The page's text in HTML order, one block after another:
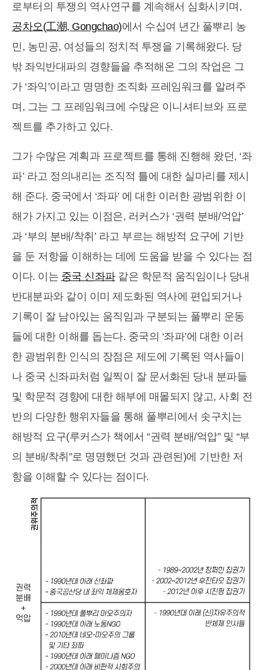
로부터의 투쟁의 역사연구를 계속해서 심화시키며,
공차오(工潮, Gongchao)에서 수십여 년간 풀뿌리 농
민, 농민공, 여성들의 정치적 투쟁을 기록해왔다. 당
밖 좌익반대파의 경향들을 추적해온 그의 작업은 그
가 ‘좌익’이라고 명명한 조직화 프레임워크를 알려주
며, 그는 그 프레임워크에 수많은 이니셔티브와 프로
젝트를 추가하고 있다.
그가 수많은 계획과 프로젝트를 통해 진행해 왔던, ‘좌
파’ 라고 정의내리는 조직적 틀에 대한 실마리를 제시
해 준다. 중국에서 ‘좌파’ 에 대한 이러한 광범위한 이
해가 가지고 있는 이점은, 러커스가 ‘권력 분배/억압’
과 ‘부의 분배/착취’ 라고 부르는 해방적 요구에 기반
을 둔 저항을 이해하는 데에 도움을 받을 수 있다는 점
이다. 이는 중국 신좌파같은 학문적 움직임이나 당내
반대분파와 같이 이미 제도화된 역사에 편입되거나
기록이 잘 남아있는 움직임과 구분되는 풀뿌리 운동
들에 대한 이해를 돕는다. 중국의 ‘좌파’에 대한 이러
한 광범위한 인식의 장점은 제도에 기록된 역사들이
나 중국 신좌파처럼 일찍이 잘 문서화된 당내 분파들
및 학문적 경향에 대한 해부에 매몰되지 않고, 사회 전
반의 다양한 행위자들을 통해 풀뿌리에서 솟구치는
해방적 요구(루커스가 책에서 “권력 분배/억압” 및 “부
의 분배/착취”로 명명했던 것과 관련된)에 기반한 저
항을 이해할 수 있다는 점이다.